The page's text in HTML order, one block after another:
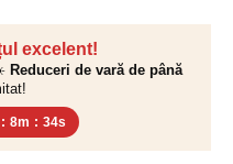
excelent!
Reduceri de vară de până
: 8m : 33s